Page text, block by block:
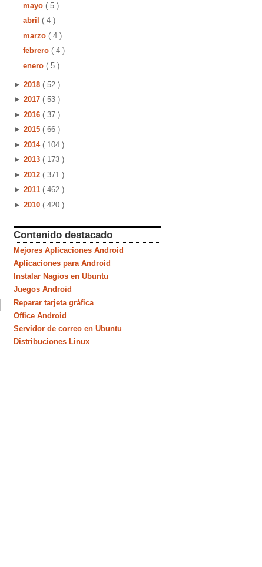
mayo ( 5 )
abril ( 4 )
marzo ( 4 )
febrero ( 4 )
enero ( 5 )
► 2018 ( 52 )
► 2017 ( 53 )
► 2016 ( 37 )
► 2015 ( 66 )
► 2014 ( 104 )
► 2013 ( 173 )
► 2012 ( 371 )
► 2011 ( 462 )
► 2010 ( 420 )
Contenido destacado
Mejores Aplicaciones Android
Aplicaciones para Android
Instalar Nagios en Ubuntu
Juegos Android
Reparar tarjeta gráfica
Office Android
Servidor de correo en Ubuntu
Distribuciones Linux